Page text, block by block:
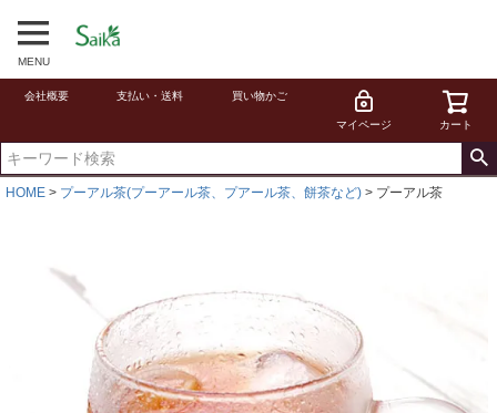
MENU
会社概要 支払い・送料 買い物かご
マイページ カート
HOME プーアル茶(プーアール茶、プアール茶、餅茶など) プーアル茶